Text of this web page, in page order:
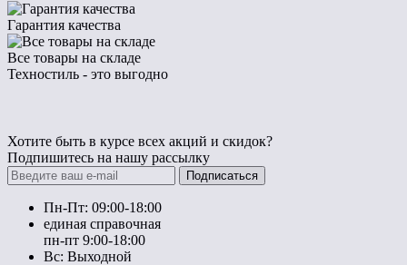
Гарантия качества
Все товары на складе
Техностиль - это выгодно
Хотите быть в курсе всех акций и скидок?
Подпишитесь на нашу рассылку
Подписаться
Пн-Пт: 09:00-18:00
единая справочная
пн-пт 9:00-18:00
Вс: Выходной